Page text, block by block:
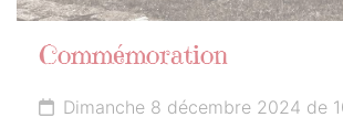
Commémoration
Dimanche 8 décembre 2024 de